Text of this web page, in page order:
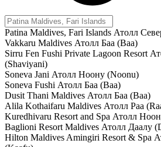
Patina Maldives, Fari Islands Атолл
Vakkaru Maldives Атолл Баа (Baa)
Sirru Fen Fushi Private Lagoon Resort
(Shaviyani)
Soneva Jani Атолл Ноону (Noonu)
Soneva Fushi Атолл Баа (Baa)
Dusit Thani Maldives Атолл Баа (Baa)
Alila Kothaifaru Maldives Атолл Раа
Kuredhivaru Resort and Spa Атолл
Baglioni Resort Maldives Атолл Даалу
Hilton Maldives Amingiri Resort & Spa